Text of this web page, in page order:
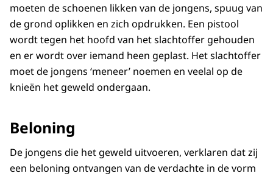
moeten de schoenen likken van de jongens, spuug van
de grond oplikken en zich opdrukken. Een pistool
wordt tegen het hoofd van het slachtoffer gehouden
en er wordt over iemand heen geplast. Het slachtoffer
moet de jongens ‘meneer’ noemen en veelal op de
knieën het geweld ondergaan.
Beloning
De jongens die het geweld uitvoeren, verklaren dat zij
een beloning ontvangen van de verdachte in de vorm